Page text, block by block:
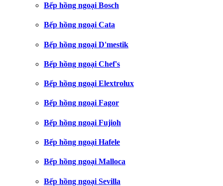
Bếp hồng ngoại Bosch
Bếp hồng ngoại Cata
Bếp hồng ngoại D'mestik
Bếp hồng ngoại Chef's
Bếp hồng ngoại Elextrolux
Bếp hồng ngoại Fagor
Bếp hồng ngoại Fujioh
Bếp hồng ngoại Hafele
Bếp hồng ngoại Malloca
Bếp hồng ngoại Sevilla